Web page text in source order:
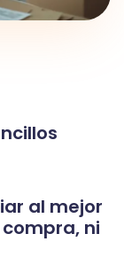
al mejor
ni